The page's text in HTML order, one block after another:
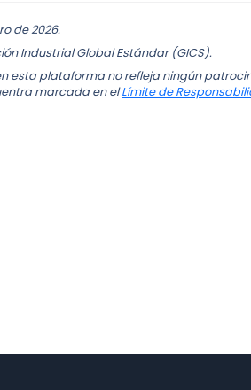
de 2026.
Industrial Global Estándar (GICS).
esta plataforma no refleja ningún
marcada en elLímite de